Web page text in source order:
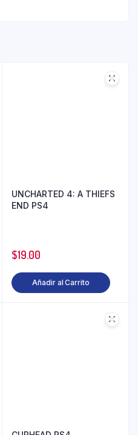
UNCHARTED 4: A THIEFS
END PS4
$19.00
Añadir al Carrito